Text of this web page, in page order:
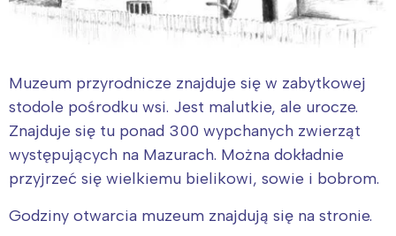
Muzeum przyrodnicze znajduje się w zabytkowej
stodole pośrodku wsi. Jest malutkie, ale urocze.
Znajduje się tu ponad 300 wypchanych zwierząt
występujących na Mazurach. Można dokładnie
przyjrzeć się wielkiemu bielikowi, sowie i bobrom.
Godziny otwarcia muzeum znajdują się na stronie.